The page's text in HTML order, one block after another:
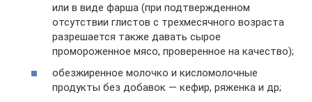
или в виде фарша (при подтвержденном
отсутствии глистов с трехмесячного возраста
разрешается также давать сырое
промороженное мясо, проверенное на качество);
обезжиренное молочко и кисломолочные
продукты без добавок — кефир, ряженка и др;